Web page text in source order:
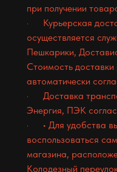
при получении
· Курьерская
осуществляется
Пешкарики,
Стоимость доставки
автоматически
· Доставка
Энергия, ПЭК
· • Для удобства
воспользоваться
магазина,
Колодезный